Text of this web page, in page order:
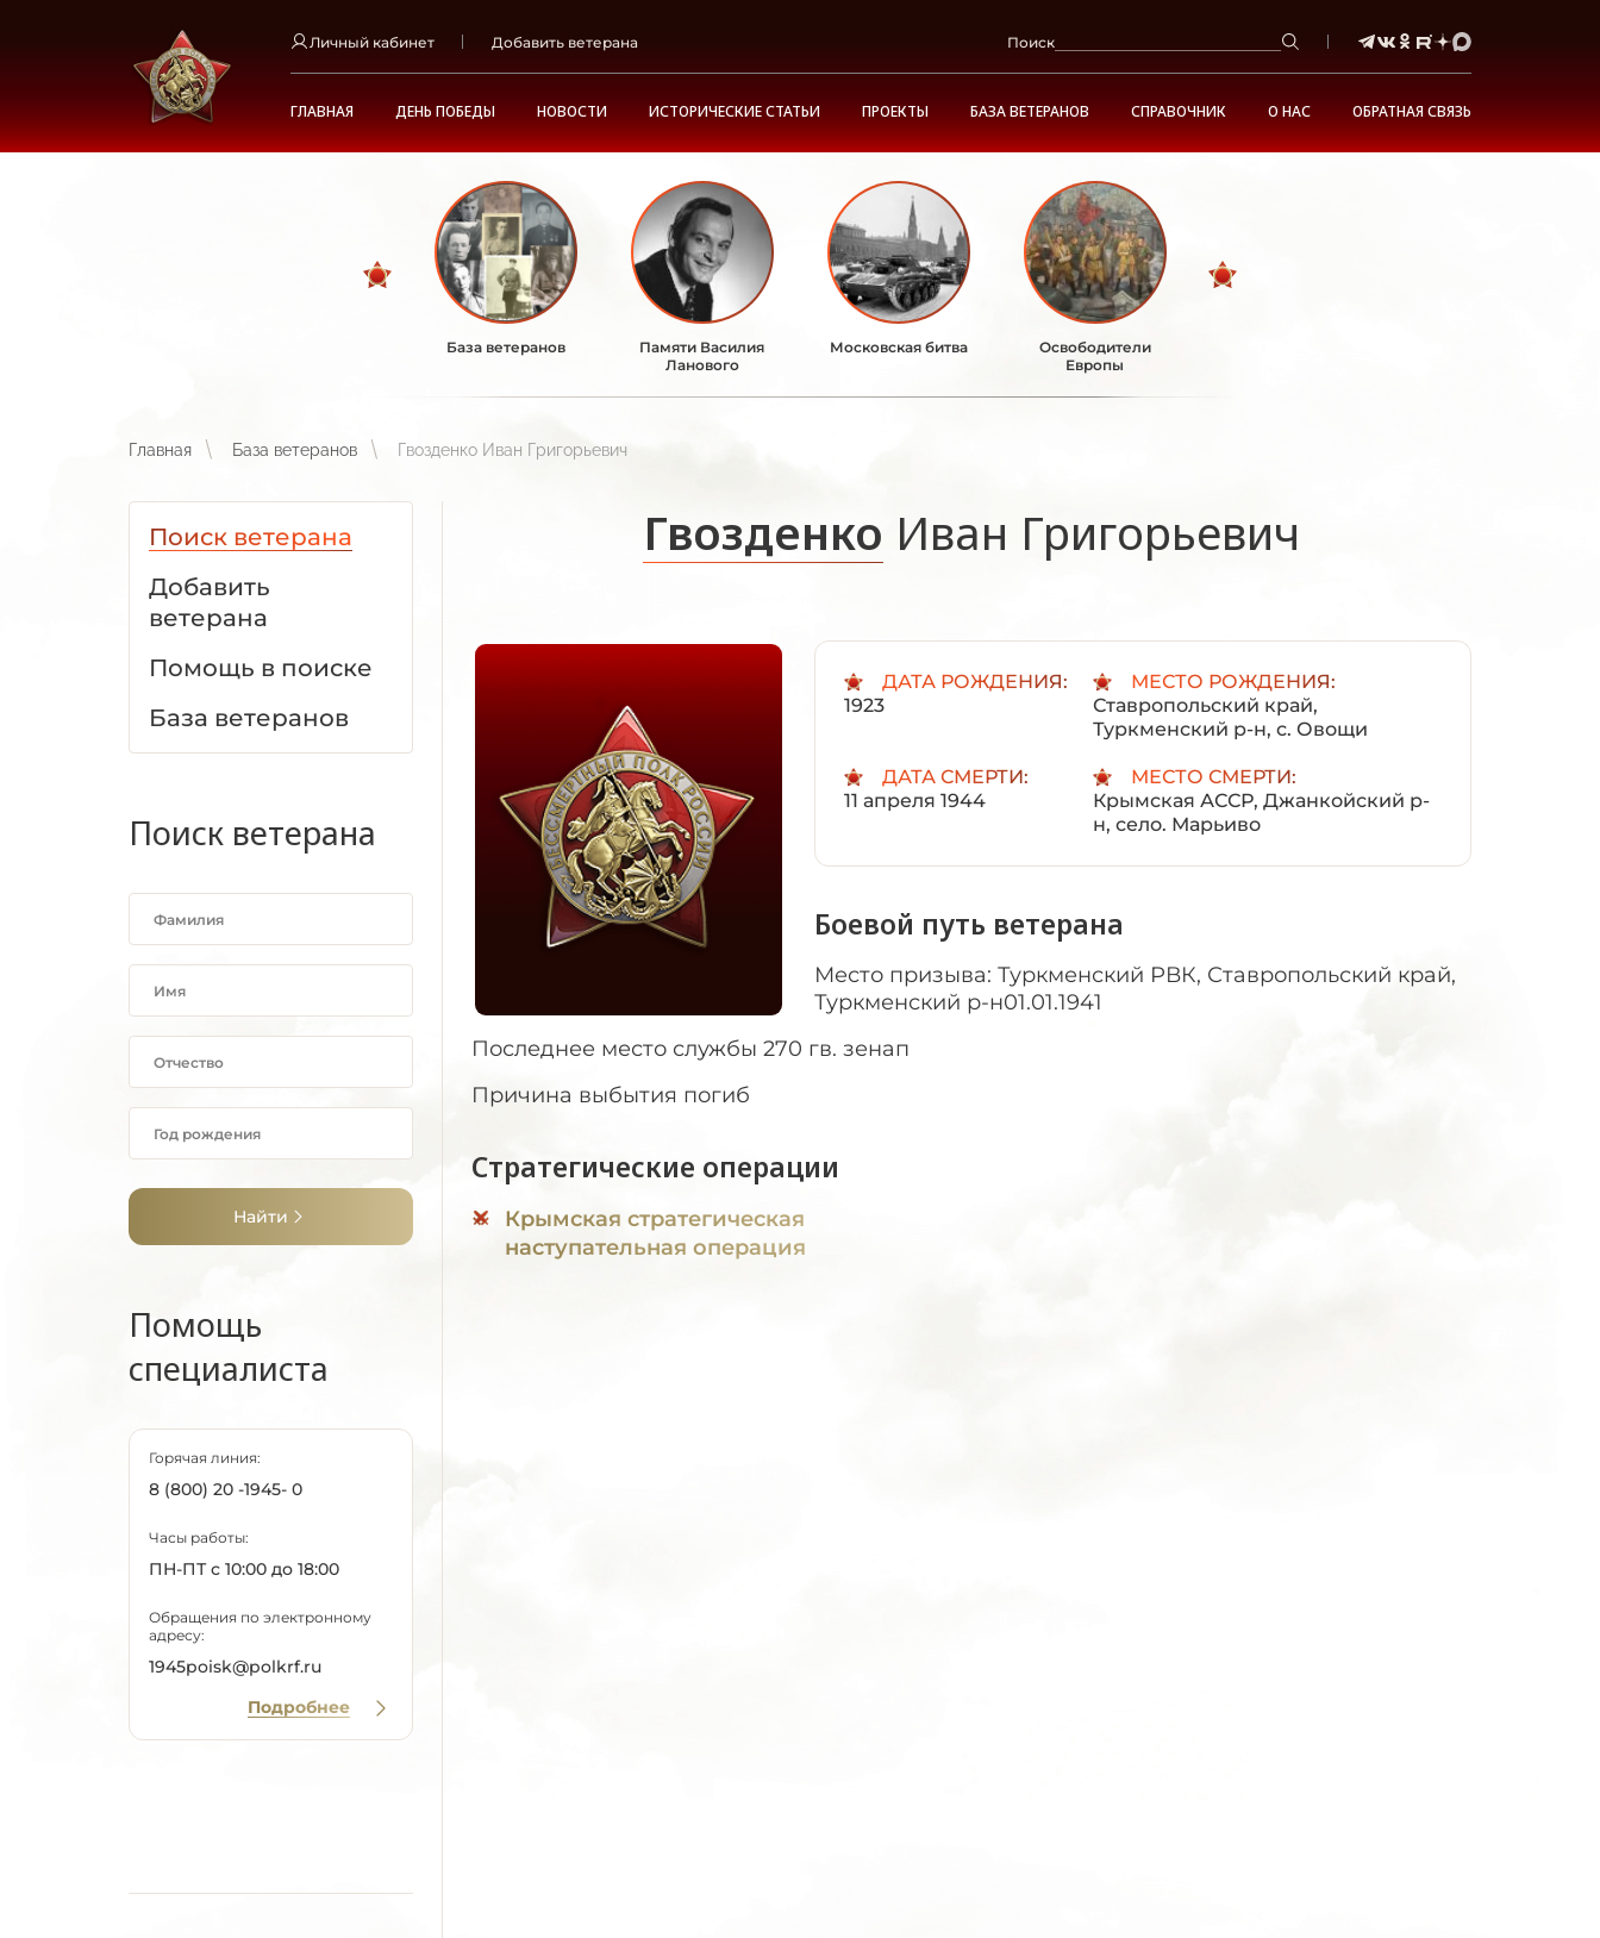
Личный кабинет Добавить ветерана Поиск
ГЛАВНАЯ ДЕНЬ ПОБЕДЫ НОВОСТИ ИСТОРИЧЕСКИЕ СТАТЬИ ПРОЕКТЫ БАЗА ВЕТЕРАНОВ СПРАВОЧНИК О НАС ОБРАТНАЯ СВЯЗЬ
База ветеранов
Памяти Василия
Ланового
Московская битва
Освободители
Европы
Главная База ветеранов Гвозденко Иван Григорьевич
Поиск ветерана
Добавить
ветерана
Помощь в поиске
База ветеранов
Поиск ветерана
Найти
Помощь
специалиста
Горячая линия:
8 (800) 20 -1945- 0
Часы работы:
ПН-ПТ с 10:00 до 18:00
Обращения по электронному
адресу:
1945poisk@polkrf.ru
Подробнее
Гвозденко Иван Григорьевич
ДАТА РОЖДЕНИЯ:
1923
МЕСТО РОЖДЕНИЯ:
Ставропольский край,
Туркменский р-н, с. Овощи
ДАТА СМЕРТИ:
11 апреля 1944
МЕСТО СМЕРТИ:
Крымская АССР, Джанкойский р-
н, село. Марьиво
Боевой путь ветерана
Место призыва: Туркменский РВК, Ставропольский край,
Туркменский р-н01.01.1941
Последнее место службы 270 гв. зенап
Причина выбытия погиб
Стратегические операции
Крымская стратегическая
наступательная операция